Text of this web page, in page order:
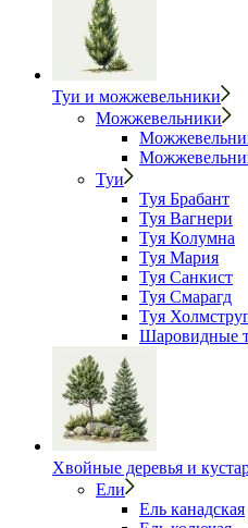
Туи и можжевельники
Можжевельники
Туи
Туя Брабант
Туя Вагнери
Туя Колумна
Туя Мария
Туя Санкист
Туя Смарагд
Туя
Шаровидные
Хвойные деревья и
Ели
Ель канадская